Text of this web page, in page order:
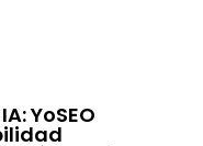
YoSEO